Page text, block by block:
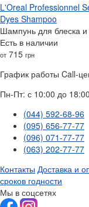
L'Oreal Professionnel
Dyes Shampoo
Шампунь для блеска и
Есть в наличии
от 715 грн
График работы Call-
Пн-Пт: с 10:00 до
(044) 592-68-96
(095) 656-77-77
(096) 071-77-77
(063) 202-77-77
Контакты Доставка и
сроков годности
Мы в соцсетях